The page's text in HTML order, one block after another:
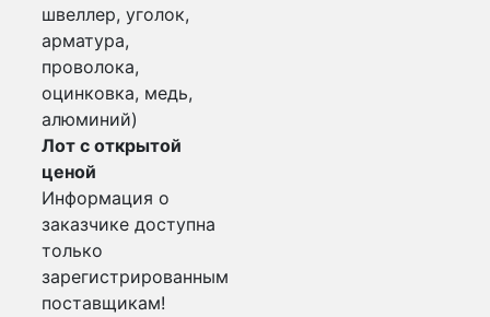
швеллер, уголок,
арматура,
проволока,
оцинковка, медь,
алюминий)
Лот с открытой
ценой
Информация о
заказчике доступна
только
зарегистрированным
поставщикам!